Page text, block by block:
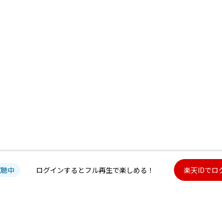
中 ログインするとフル再生で楽しめる！ 楽天IDでロ